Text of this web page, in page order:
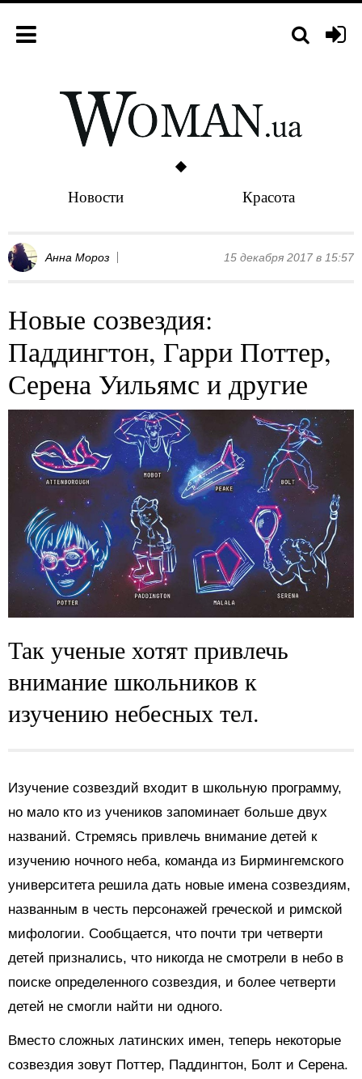
Новости Красота
Анна Мороз 15 декабря 2017 в 15:57
Новые созвездия:
Паддингтон, Гарри Поттер,
Серена Уильямс и другие
Так ученые хотят привлечь
внимание школьников к
изучению небесных тел.
Изучение созвездий входит в школьную программу,
но мало кто из учеников запоминает больше двух
названий. Стремясь привлечь внимание детей к
изучению ночного неба, команда из Бирмингемского
университета решила дать новые имена созвездиям,
названным в честь персонажей греческой и римской
мифологии. Сообщается, что почти три четверти
детей признались, что никогда не смотрели в небо в
поиске определенного созвездия, и более четверти
детей не смогли найти ни одного.
Вместо сложных латинских имен, теперь некоторые
созвездия зовут Поттер, Паддингтон, Болт и Серена.